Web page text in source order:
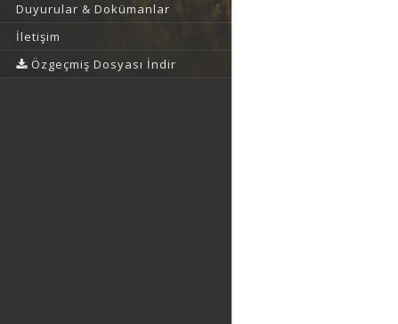
Duyurular & Dokümanlar
İletişim
Özgeçmiş Dosyası İndir